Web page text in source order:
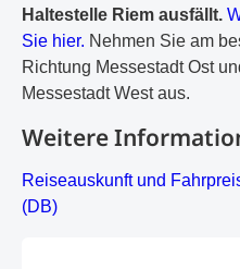
Haltestelle Riem ausfällt.
Sie hier. Nehmen Sie am
Richtung Messestadt Ost
Messestadt West aus.
Weitere
Reiseauskunft und
(DB)